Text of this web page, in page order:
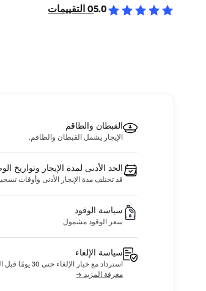
5.0
0 التقييمات
القبطان والطاقم
الإيجار يشمل القبطان والطاقم.
الحد الأدنى لمدة الإيجار وتواريخ
قد تختلف مدة الإيجار الأدنى وأوقات
سياسة الوقود
سعر الوقود مشمول
سياسة الإلغاء
استرداد مع خيار الإلغاء حتى 30 يومًا قبل الموعد.
معرفة المزيد →